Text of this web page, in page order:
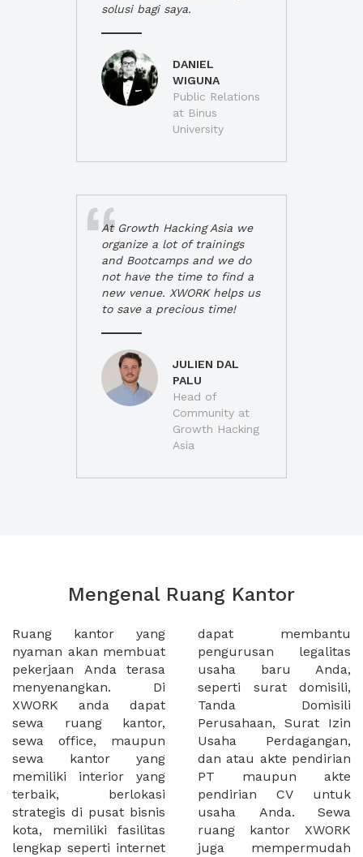
solusi bagi saya.
DANIEL
WIGUNA
Public Relations
at Binus
University
At Growth Hacking Asia we
organize a lot of trainings
and Bootcamps and we do
not have the time to find a
new venue. XWORK helps us
to save a precious time!
JULIEN DAL
PALU
Head of
Community at
Growth Hacking
Asia
Mengenal Ruang Kantor
Ruang kantor yang
nyaman akan membuat
pekerjaan Anda terasa
menyenangkan. Di
XWORK anda dapat
sewa ruang kantor,
sewa office, maupun
sewa kantor yang
memiliki interior yang
terbaik, berlokasi
strategis di pusat bisnis
kota, memiliki fasilitas
lengkap seperti internet
dapat membantu
pengurusan legalitas
usaha baru Anda,
seperti surat domisili,
Tanda Domisili
Perusahaan, Surat Izin
Usaha Perdagangan,
dan atau akte pendirian
PT maupun akte
pendirian CV untuk
usaha Anda. Sewa
ruang kantor XWORK
juga mempermudah